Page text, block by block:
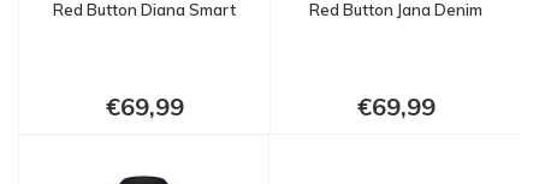
Red Button Diana Smart
€69,99
Red Button Jana Denim
€69,99